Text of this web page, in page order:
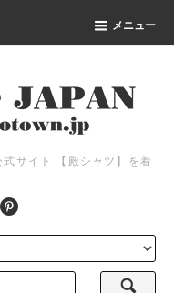
メニュー
サイト 【殿シャツ】を着